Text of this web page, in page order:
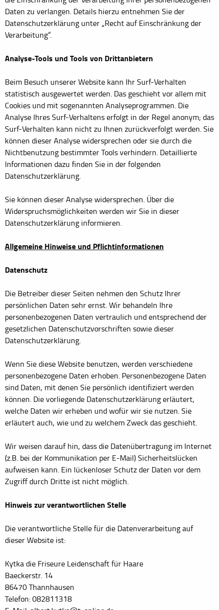
Daten zu verlangen. Details hierzu entnehmen Sie der
Datenschutzerklärung unter „Recht auf Einschränkung der
Verarbeitung“.
Analyse-Tools und Tools von Drittanbietern
Beim Besuch unserer Website kann Ihr Surf-Verhalten
statistisch ausgewertet werden. Das geschieht vor allem mit
Cookies und mit sogenannten Analyseprogrammen. Die
Analyse Ihres Surf-Verhaltens erfolgt in der Regel anonym; das
Surf-Verhalten kann nicht zu Ihnen zurückverfolgt werden. Sie
können dieser Analyse widersprechen oder sie durch die
Nichtbenutzung bestimmter Tools verhindern. Detaillierte
Informationen dazu finden Sie in der folgenden
Datenschutzerklärung.
Sie können dieser Analyse widersprechen. Über die
Widerspruchsmöglichkeiten werden wir Sie in dieser
Datenschutzerklärung informieren.
Allgemeine Hinweise und Pflichtinformationen
Datenschutz
Die Betreiber dieser Seiten nehmen den Schutz Ihrer
persönlichen Daten sehr ernst. Wir behandeln Ihre
personenbezogenen Daten vertraulich und entsprechend der
gesetzlichen Datenschutzvorschriften sowie dieser
Datenschutzerklärung.
Wenn Sie diese Website benutzen, werden verschiedene
personenbezogene Daten erhoben. Personenbezogene Daten
sind Daten, mit denen Sie persönlich identifiziert werden
können. Die vorliegende Datenschutzerklärung erläutert,
welche Daten wir erheben und wofür wir sie nutzen. Sie
erläutert auch, wie und zu welchem Zweck das geschieht.
Wir weisen darauf hin, dass die Datenübertragung im Internet
(z.B. bei der Kommunikation per E-Mail) Sicherheitslücken
aufweisen kann. Ein lückenloser Schutz der Daten vor dem
Zugriff durch Dritte ist nicht möglich.
Hinweis zur verantwortlichen Stelle
Die verantwortliche Stelle für die Datenverarbeitung auf
dieser Website ist:
Kytka die Friseure Leidenschaft für Haare
Baeckerstr. 14
86470 Thannhausen
Telefon: 082811318